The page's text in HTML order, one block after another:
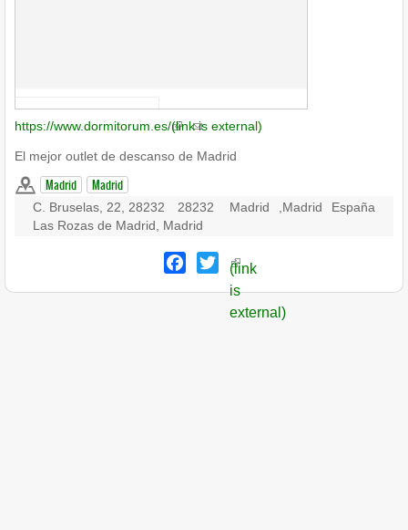
https://www.dormitorum.es/(link is external)
El mejor outlet de descanso de Madrid
Madrid Madrid
C. Bruselas, 22, 28232
28232
Las Rozas de Madrid, Madrid
Madrid Madrid España
Facebook
Twitter
(link
is
external)